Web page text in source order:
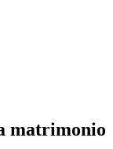
matrimonio